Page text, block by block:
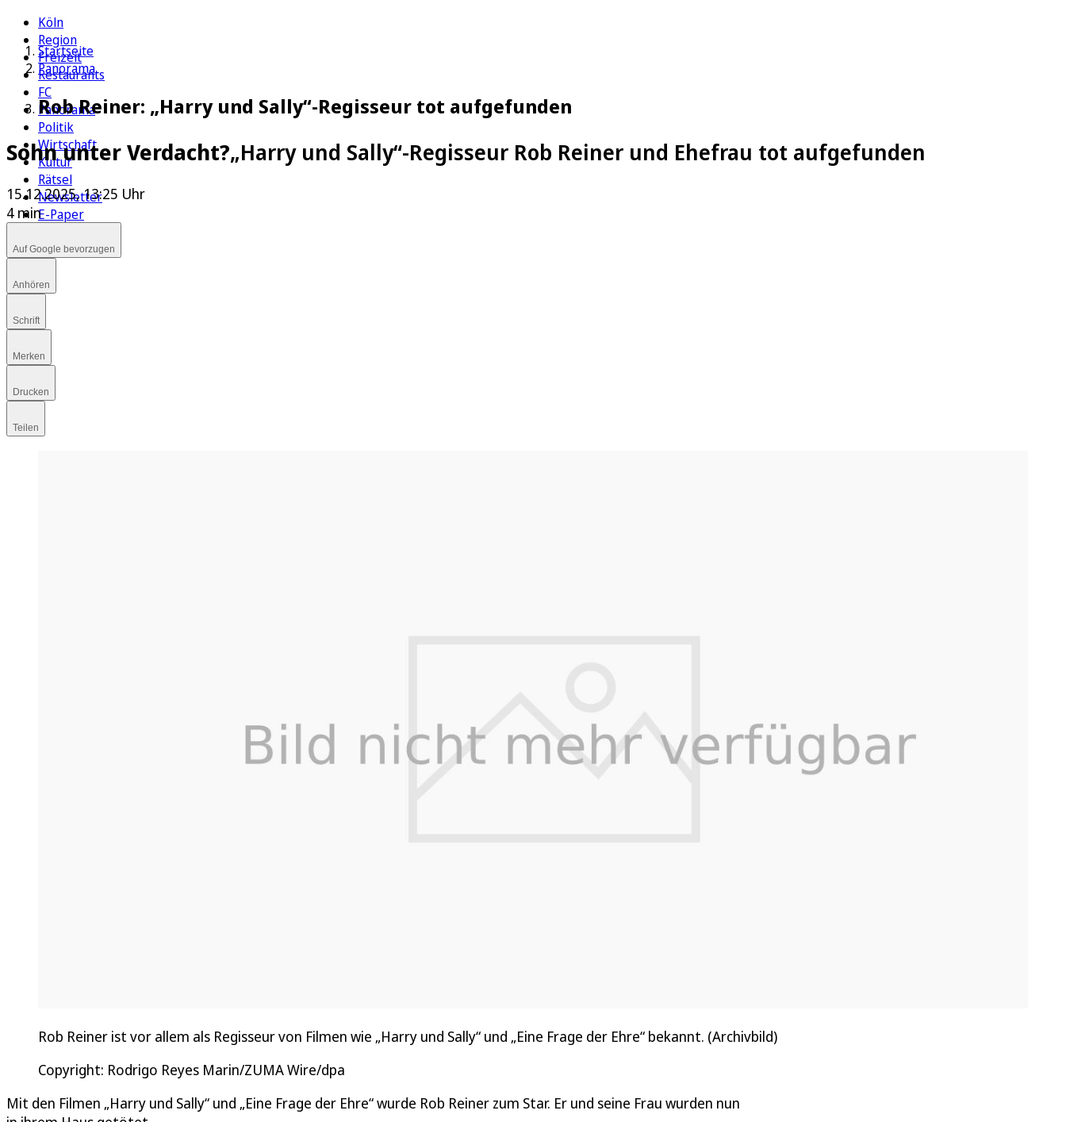
Köln
Region
Freizeit
Restaurants
FC
Panorama
Politik
Wirtschaft
Kultur
Rätsel
Newsletter
E-Paper
Startseite
Panorama
Rob Reiner: „Harry und Sally“-Regisseur tot aufgefunden
Sohn unter Verdacht?„Harry und Sally“-Regisseur Rob Reiner und Ehefrau tot aufgefunden
15.12.2025, 13:25 Uhr
4 min
Auf Google bevorzugen
Anhören
Schrift
Merken
Drucken
Teilen
Rob Reiner ist vor allem als Regisseur von Filmen wie „Harry und Sally“ und „Eine Frage der Ehre“ bekannt. (Archivbild)
Copyright: Rodrigo Reyes Marin/ZUMA Wire/dpa
Mit den Filmen „Harry und Sally“ und „Eine Frage der Ehre“ wurde Rob Reiner zum Star. Er und seine Frau wurden nun